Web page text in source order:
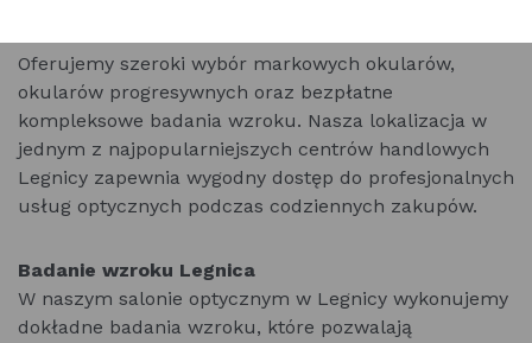
Oferujemy szeroki wybór markowych okularów,
okularów progresywnych oraz bezpłatne
kompleksowe badania wzroku. Nasza lokalizacja w
jednym z najpopularniejszych centrów handlowych
Legnicy zapewnia wygodny dostęp do profesjonalnych
usług optycznych podczas codziennych zakupów.
Badanie wzroku Legnica
W naszym salonie optycznym w Legnicy wykonujemy
dokładne badania wzroku, które pozwalają